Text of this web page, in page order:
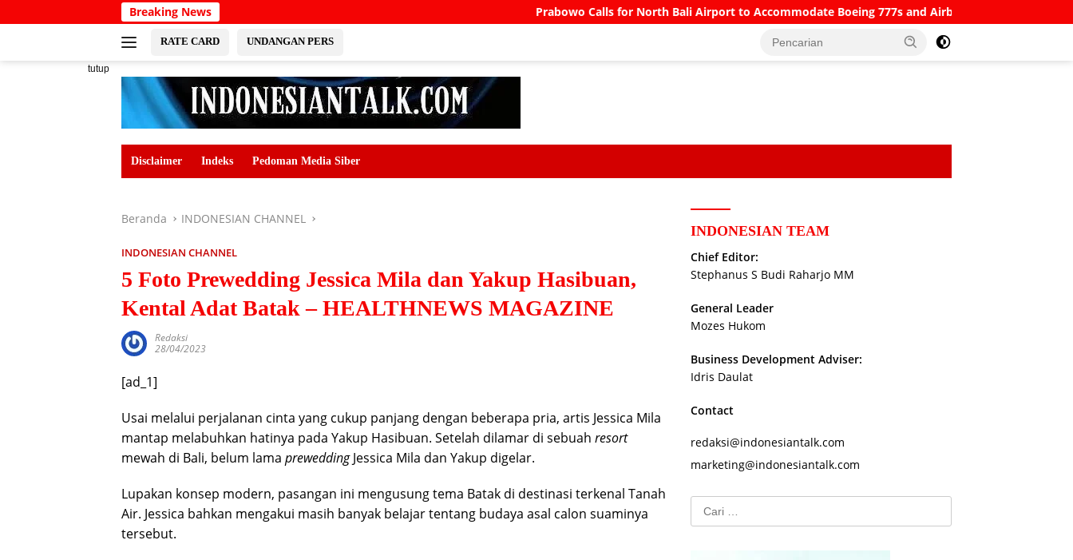
ke
Breaking News Prabowo Calls for North Bali Airport to Accommodate Boeing 777s and Airbus A380s
RATE CARD UNDANGAN PERS
tutup
Disclaimer Indeks Pedoman Media Siber
Beranda INDONESIAN CHANNEL
INDONESIAN CHANNEL
5 Foto Prewedding Jessica Mila dan Yakup Hasibuan,
Kental Adat Batak – HEALTHNEWS MAGAZINE
Redaksi
28/04/2023
[ad_1]
Usai melalui perjalanan cinta yang cukup panjang dengan beberapa pria, artis Jessica Mila
mantap melabuhkan hatinya pada Yakup Hasibuan. Setelah dilamar di sebuah resort
mewah di Bali, belum lama preweddingJessica Mila dan Yakup digelar.
Lupakan konsep modern, pasangan ini mengusung tema Batak di destinasi terkenal Tanah
Air. Jessica bahkan mengakui masih banyak belajar tentang budaya asal calon suaminya
tersebut.
INDONESIAN TEAM
Chief Editor:
Stephanus S Budi Raharjo MM
General Leader
Mozes Hukom
Business Development Adviser:
Idris Daulat
Contact
redaksi@indonesiantalk.com
marketing@indonesiantalk.com
Cari
untuk: